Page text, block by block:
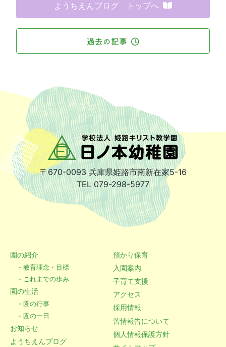
ようちえんブログ トップへ
過去の記事
〒670-0093 兵庫県姫路市南新在家5-16
TEL 079-298-5977
園の紹介
- 教育理念・目標
- これまでの歩み
園の生活
- 園の行事
- 園の一日
お知らせ
ようちえんブログ
預かり保育
入園案内
子育て支援
アクセス
採用情報
苦情報告について
個人情報保護方針